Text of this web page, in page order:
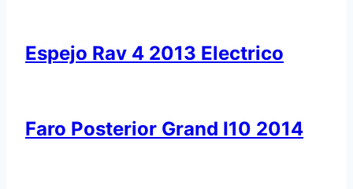
Espejo Rav 4 2013 Electrico
Faro Posterior Grand I10 2014